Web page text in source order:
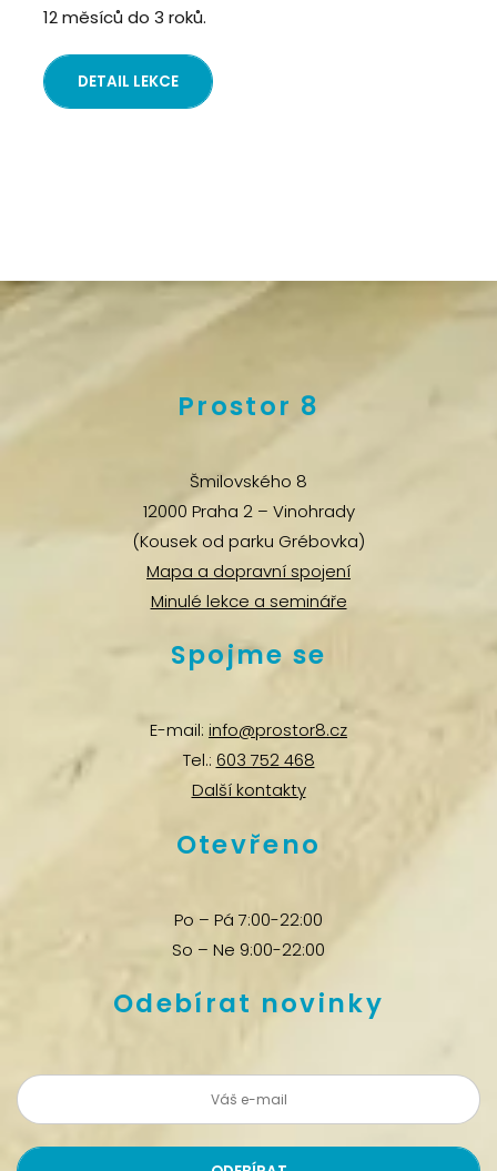
12 měsíců do 3 roků.
DETAIL LEKCE
Prostor 8
Šmilovského 8
12000 Praha 2 – Vinohrady
(Kousek od parku Grébovka)
Mapa a dopravní spojení
Minulé lekce a semináře
Spojme se
E-mail: info@prostor8.cz
Tel.: 603 752 468
Další kontakty
Otevřeno
Po – Pá 7:00-22:00
So – Ne 9:00-22:00
Odebírat novinky